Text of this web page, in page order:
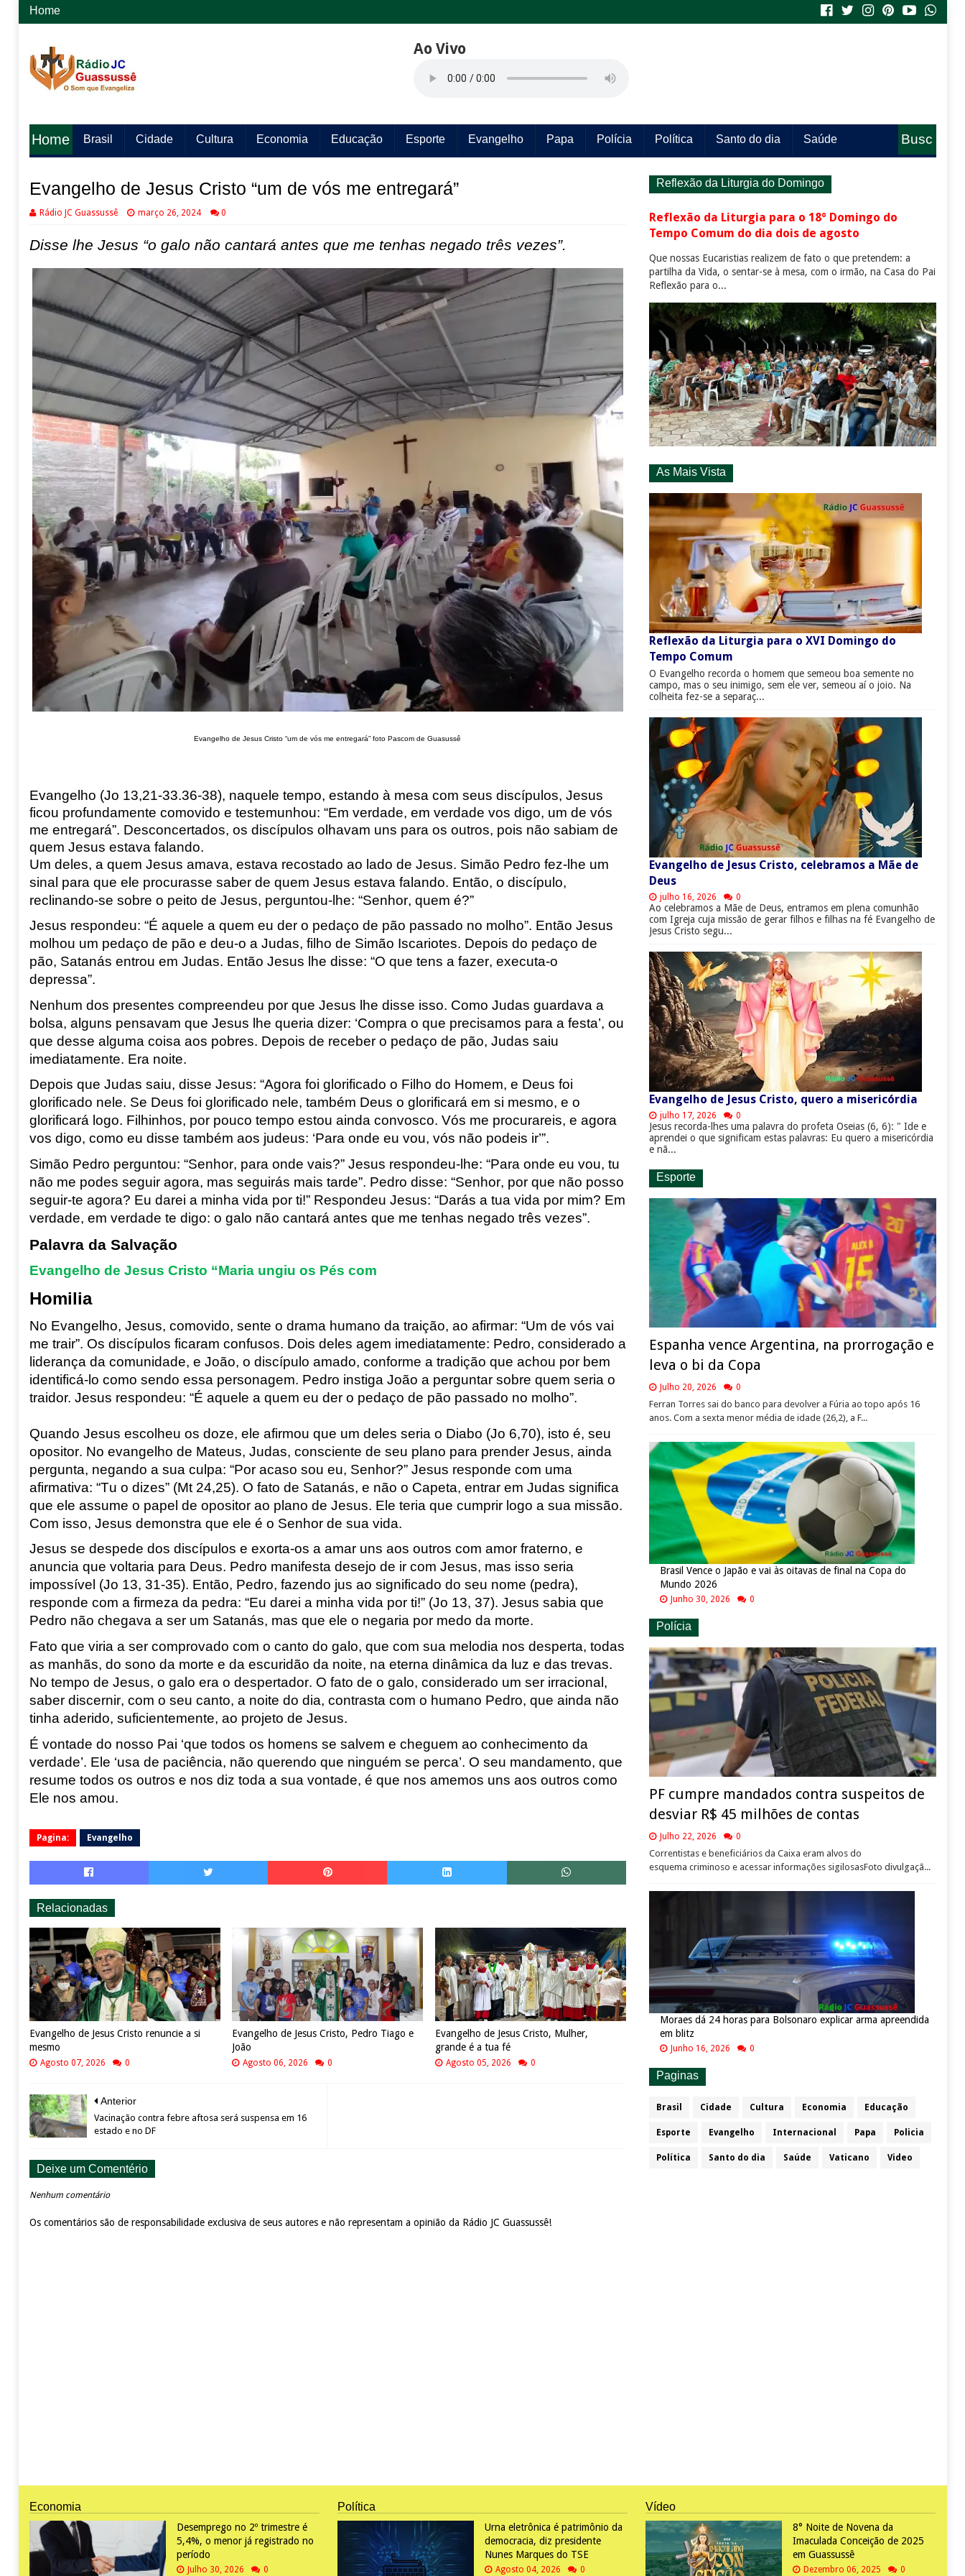
Home
Ao Vivo
Home Brasil Cidade Cultura Economia Educação Esporte Evangelho Papa Polícia Política Santo do dia Saúde
Busc
Evangelho de Jesus Cristo “um de vós me entregará”
Rádio JC Guassussê março 26, 2024 0
Disse lhe Jesus “o galo não cantará antes que me tenhas negado três vezes”.
Evangelho de Jesus Cristo “um de vós me entregará” foto Pascom de Guasussê
Evangelho (Jo 13,21-33.36-38), naquele tempo, estando à mesa com seus discípulos, Jesus
ficou profundamente comovido e testemunhou: “Em verdade, em verdade vos digo, um de vós
me entregará”. Desconcertados, os discípulos olhavam uns para os outros, pois não sabiam de
quem Jesus estava falando.
Um deles, a quem Jesus amava, estava recostado ao lado de Jesus. Simão Pedro fez-lhe um
sinal para que ele procurasse saber de quem Jesus estava falando. Então, o discípulo,
reclinando-se sobre o peito de Jesus, perguntou-lhe: “Senhor, quem é?”
Jesus respondeu: “É aquele a quem eu der o pedaço de pão passado no molho”. Então Jesus
molhou um pedaço de pão e deu-o a Judas, filho de Simão Iscariotes. Depois do pedaço de
pão, Satanás entrou em Judas. Então Jesus lhe disse: “O que tens a fazer, executa-o
depressa”.
Nenhum dos presentes compreendeu por que Jesus lhe disse isso. Como Judas guardava a
bolsa, alguns pensavam que Jesus lhe queria dizer: ‘Compra o que precisamos para a festa’, ou
que desse alguma coisa aos pobres. Depois de receber o pedaço de pão, Judas saiu
imediatamente. Era noite.
Depois que Judas saiu, disse Jesus: “Agora foi glorificado o Filho do Homem, e Deus foi
glorificado nele. Se Deus foi glorificado nele, também Deus o glorificará em si mesmo, e o
glorificará logo. Filhinhos, por pouco tempo estou ainda convosco. Vós me procurareis, e agora
vos digo, como eu disse também aos judeus: ‘Para onde eu vou, vós não podeis ir’”.
Simão Pedro perguntou: “Senhor, para onde vais?” Jesus respondeu-lhe: “Para onde eu vou, tu
não me podes seguir agora, mas seguirás mais tarde”. Pedro disse: “Senhor, por que não posso
seguir-te agora? Eu darei a minha vida por ti!” Respondeu Jesus: “Darás a tua vida por mim? Em
verdade, em verdade te digo: o galo não cantará antes que me tenhas negado três vezes”.
Palavra da Salvação
Evangelho de Jesus Cristo “Maria ungiu os Pés com
Homilia
No Evangelho, Jesus, comovido, sente o drama humano da traição, ao afirmar: “Um de vós vai
me trair”. Os discípulos ficaram confusos. Dois deles agem imediatamente: Pedro, considerado a
liderança da comunidade, e João, o discípulo amado, conforme a tradição que achou por bem
identificá-lo como sendo essa personagem. Pedro instiga João a perguntar sobre quem seria o
traidor. Jesus respondeu: “É aquele a quem eu der o pedaço de pão passado no molho”.
Quando Jesus escolheu os doze, ele afirmou que um deles seria o Diabo (Jo 6,70), isto é, seu
opositor. No evangelho de Mateus, Judas, consciente de seu plano para prender Jesus, ainda
pergunta, negando a sua culpa: “Por acaso sou eu, Senhor?” Jesus responde com uma
afirmativa: “Tu o dizes” (Mt24,25). O fato de Satanás, e não o Capeta, entrar em Judas significa
que ele assume o papel de opositor ao plano de Jesus. Ele teria que cumprir logo a sua missão.
Com isso, Jesus demonstra que ele é o Senhor de sua vida.
Jesus se despede dos discípulos e exorta-os a amar uns aos outros com amor fraterno, e
anuncia que voltaria para Deus. Pedro manifesta desejo de ir com Jesus, mas isso seria
impossível (Jo 13, 31-35). Então, Pedro, fazendo jus ao significado do seu nome (pedra),
responde com a firmeza da pedra: “Eu darei a minha vida por ti!” (Jo 13, 37). Jesus sabia que
Pedro não chegava a ser um Satanás, mas que ele o negaria por medo da morte.
Fato que viria a ser comprovado com o canto do galo, que com sua melodia nos desperta, todas
as manhãs, do sono da morte e da escuridão da noite, na eterna dinâmica da luz e das trevas.
No tempo de Jesus, o galo era o despertador. O fato de o galo, considerado um ser irracional,
saber discernir, com o seu canto, a noite do dia, contrasta com o humano Pedro, que ainda não
tinha aderido, suficientemente, ao projeto de Jesus.
É vontade do nosso Pai ‘que todos os homens se salvem e cheguem ao conhecimento da
verdade’. Ele ‘usa de paciência, não querendo que ninguém se perca’. O seu mandamento, que
resume todos os outros e nos diz toda a sua vontade, é que nos amemos uns aos outros como
Ele nos amou.
Pagina: Evangelho
Relacionadas
Evangelho de Jesus Cristo renuncie a si
mesmo
Agosto 07, 2026 0
Evangelho de Jesus Cristo, Pedro Tiago e
João
Agosto 06, 2026 0
Evangelho de Jesus Cristo, Mulher,
grande é a tua fé
Agosto 05, 2026 0
Anterior
Vacinação contra febre aftosa será suspensa em 16
estado e no DF
Deixe um Comentério
Nenhum comentário
Os comentários são de responsabilidade exclusiva de seus autores e não representam a opinião da Rádio JC Guassussê!
Reflexão da Liturgia do Domingo
Reflexão da Liturgia para o 18º Domingo do
Tempo Comum do dia dois de agosto
Que nossas Eucaristias realizem de fato o que pretendem: a
partilha da Vida, o sentar-se à mesa, com o irmão, na Casa do Pai
Reflexão para o...
As Mais Vista
Reflexão da Liturgia para o XVI Domingo do
Tempo Comum
O Evangelho recorda o homem que semeou boa semente no
campo, mas o seu inimigo, sem ele ver, semeou aí o joio. Na
colheita fez-se a separaç...
Evangelho de Jesus Cristo, celebramos a Mãe de
Deus
julho 16, 2026 0
Ao celebramos a Mãe de Deus, entramos em plena comunhão
com Igreja cuja missão de gerar filhos e filhas na fé Evangelho de
Jesus Cristo segu...
Evangelho de Jesus Cristo, quero a misericórdia
julho 17, 2026 0
Jesus recorda-lhes uma palavra do profeta Oseias (6, 6): " Ide e
aprendei o que significam estas palavras: Eu quero a misericórdia
e nã...
Esporte
Espanha vence Argentina, na prorrogação e
leva o bi da Copa
Julho 20, 2026 0
Ferran Torres sai do banco para devolver a Fúria ao topo após 16
anos. Com a sexta menor média de idade (26,2), a F...
Brasil Vence o Japão e vai às oitavas de final na Copa do
Mundo 2026
Junho 30, 2026 0
Polícia
PF cumpre mandados contra suspeitos de
desviar R$ 45 milhões de contas
Julho 22, 2026 0
Correntistas e beneficiários da Caixa eram alvos do
esquema criminoso e acessar informações sigilosasFoto divulgaçã...
Moraes dá 24 horas para Bolsonaro explicar arma apreendida
em blitz
Junho 16, 2026 0
Paginas
Brasil Cidade Cultura Economia Educação
Esporte Evangelho Internacional Papa Policia
Política Santo do dia Saúde Vaticano Video
Economia
Desemprego no 2º trimestre é
5,4%, o menor já registrado no
período
Julho 30, 2026 0
Política
Urna eletrônica é patrimônio da
democracia, diz presidente
Nunes Marques do TSE
Agosto 04, 2026 0
Vídeo
8° Noite de Novena da
Imaculada Conceição de 2025
em Guassussê
Dezembro 06, 2025 0